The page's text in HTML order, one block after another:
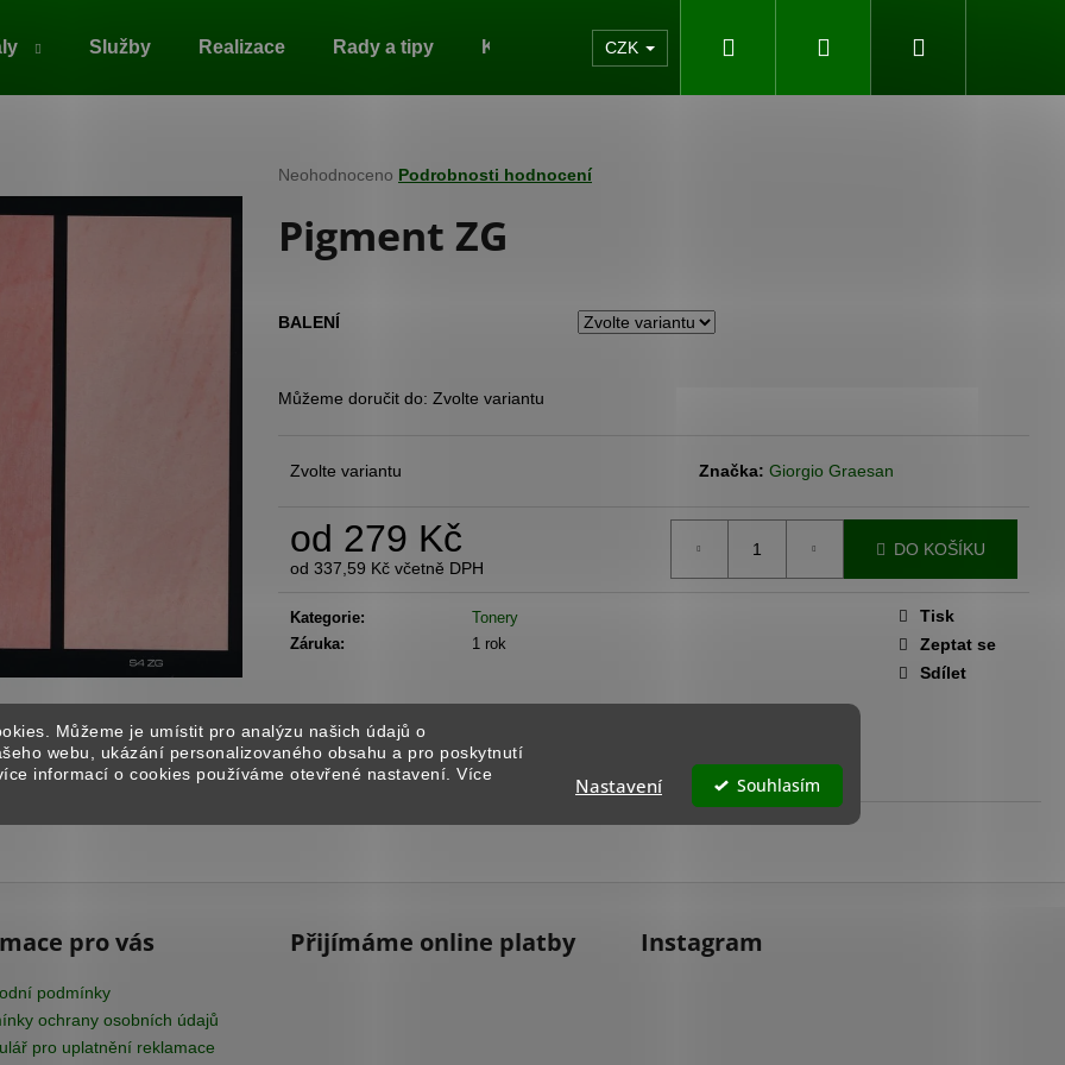
Můžeme je umístit pro analýzu našich údajů o
webu, ukázání personalizovaného obsahu a pro poskytnutí
informací o cookies používáme otevřené nastavení. Více
Souhlasím
Nastavení
Služby Realizace Rady a tipy Kontakty CZK Hledat PřihlášeníNákupní
Průměrné
produktu
je
hvězdiček.
Neohodnoceno Podrobnosti hodnocení
Pigment ZG
BALENÍ
Můžeme doručit do: Zvolte variantu
Zvolte variantu Značka:Giorgio Graesan
od 279 Kč
od 337,59 Kč včetně DPH
cena:
DO KOŠÍKU
Kategorie:
Tonery
Záruka: 1 rok
Tisk
Zeptat se
Sdílet
HLEDAT
BENÁTSKÝ ŠTUK - BÉŽOVÝ ODSTÍN
IMITACE ŠIKMÉHO KAMENE - ISTINTO
6 578 Kč
pro vás
podmínky
ochrany osobních údajů
pro uplatnění reklamace
Přijímáme online platby Instagram